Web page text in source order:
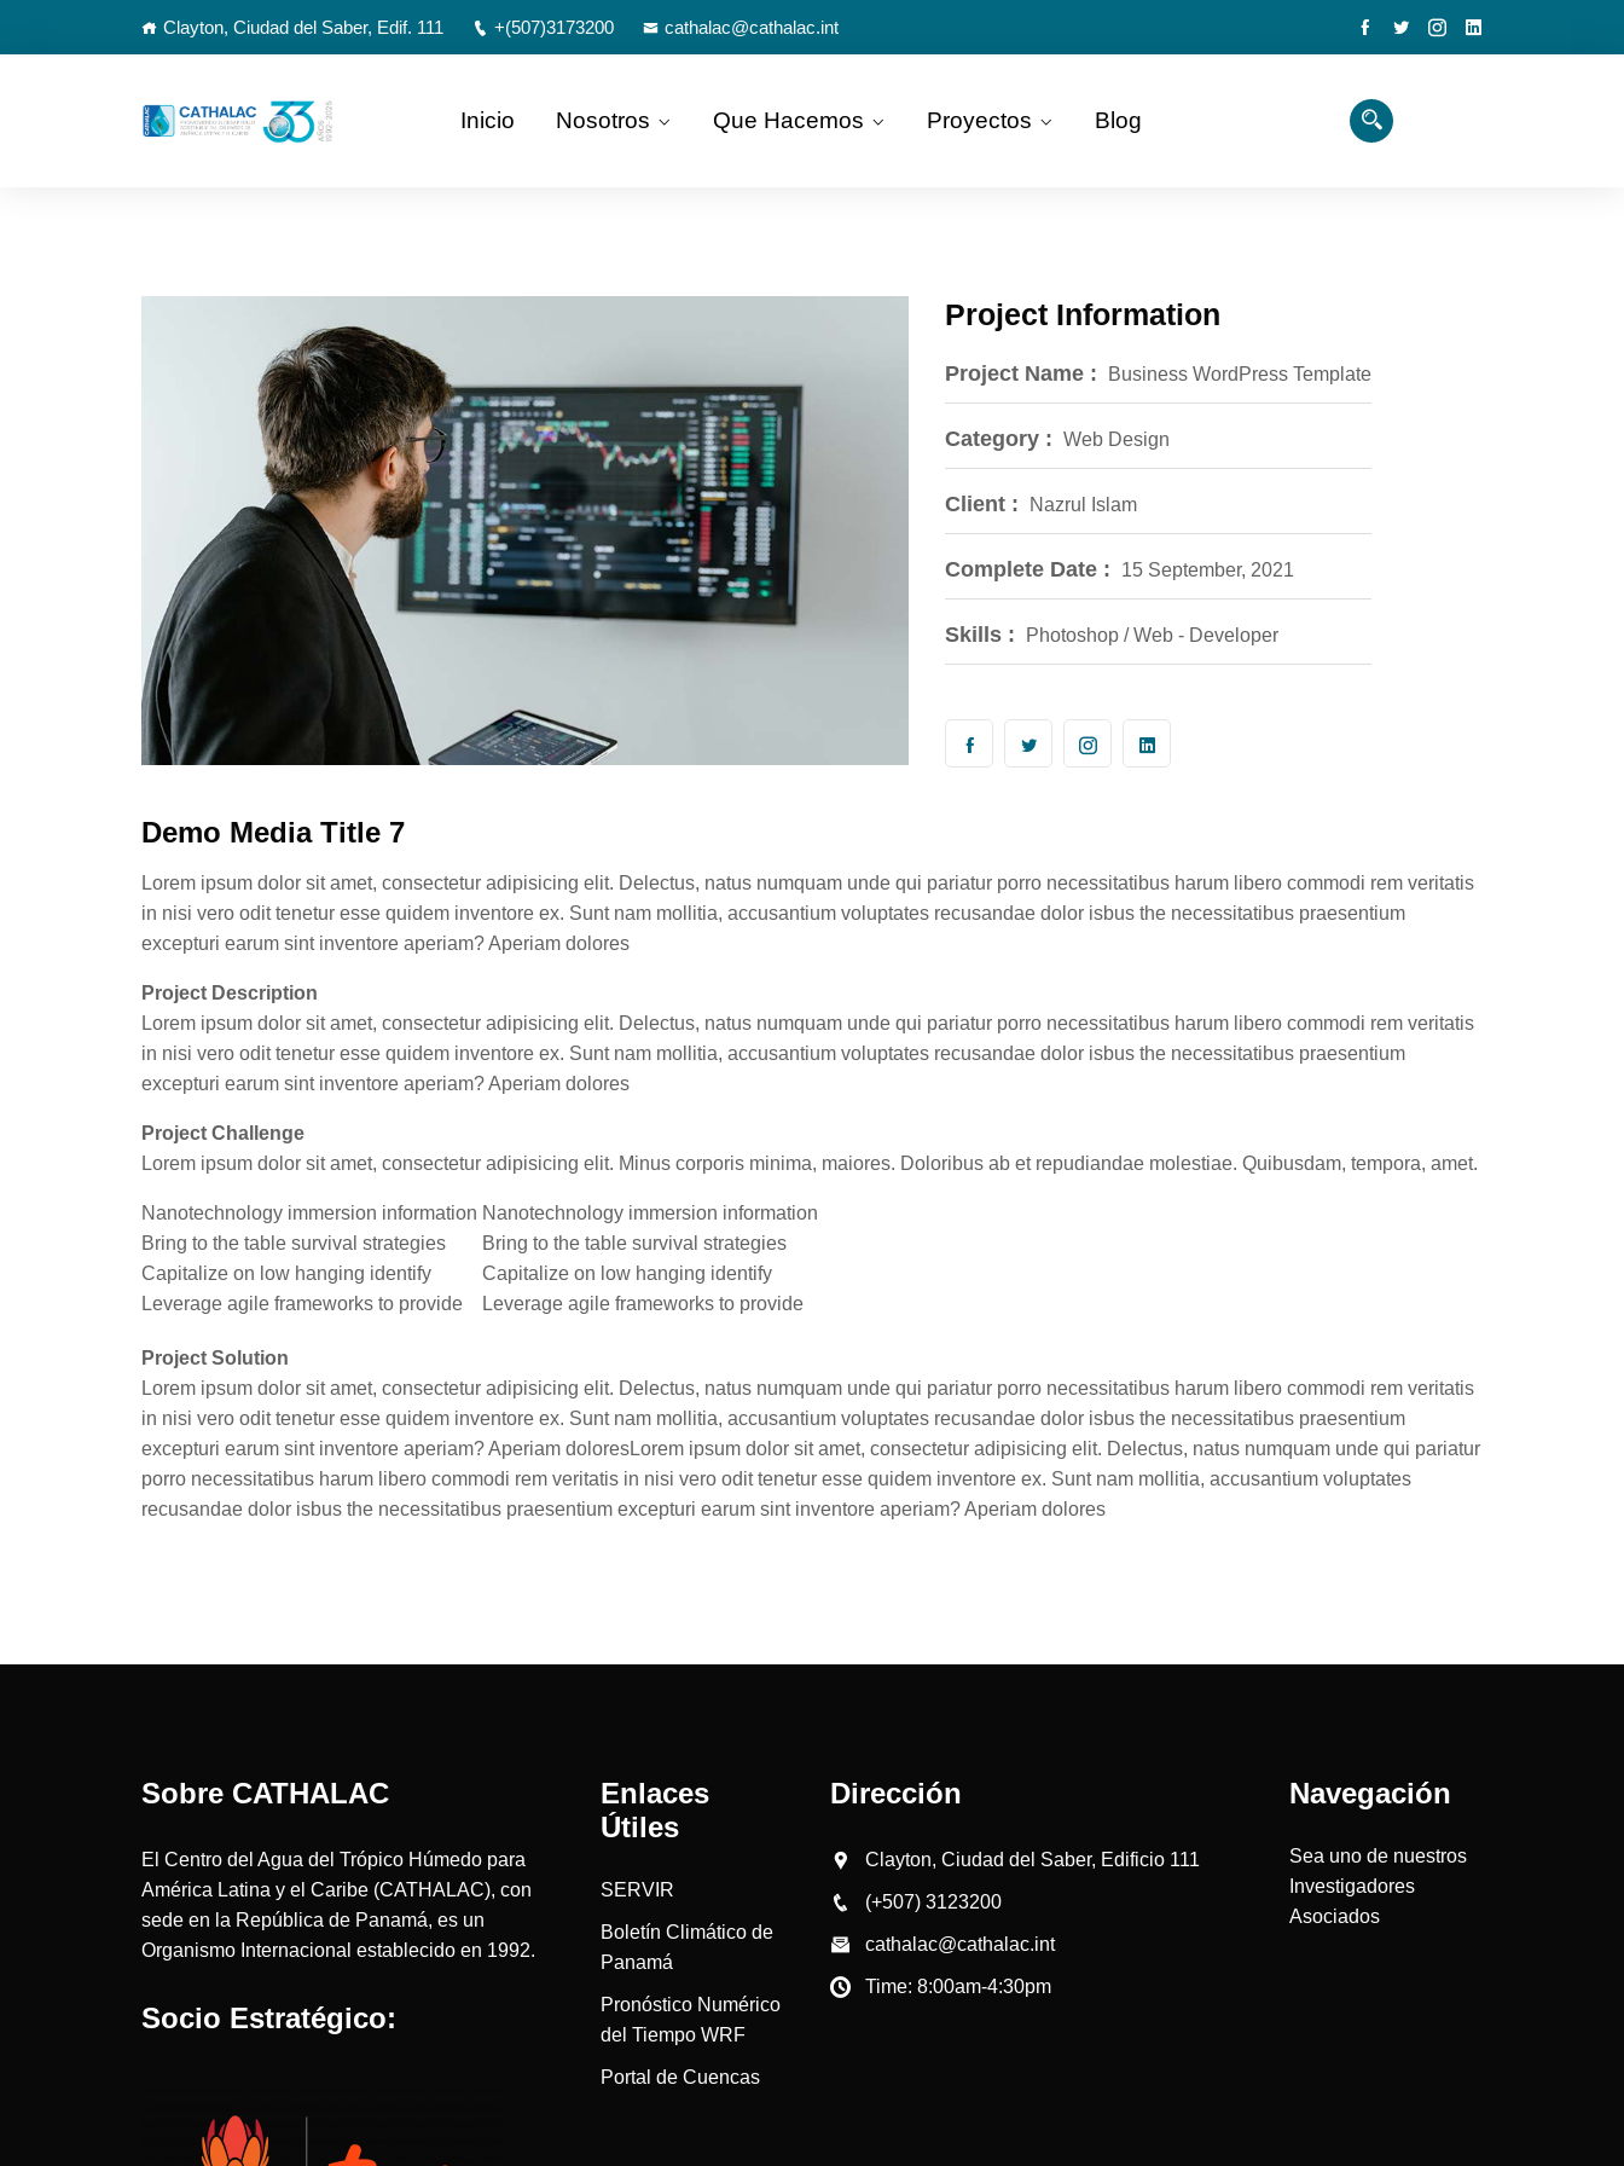
Clayton, Ciudad del Saber, Edif. 111 +(507)3173200 cathalac@cathalac.int
Inicio Nosotros Que Hacemos Proyectos Blog
Project Information
Project Name : Business WordPress Template
Category : Web Design
Client : Nazrul Islam
Complete Date : 15 September, 2021
Skills : Photoshop / Web - Developer
Demo Media Title 7
Lorem ipsum dolor sit amet, consectetur adipisicing elit. Delectus, natus numquam unde qui pariatur porro necessitatibus harum libero commodi rem veritatis
in nisi vero odit tenetur esse quidem inventore ex. Sunt nam mollitia, accusantium voluptates recusandae dolor isbus the necessitatibus praesentium
excepturi earum sint inventore aperiam? Aperiam dolores
Project Description
Lorem ipsum dolor sit amet, consectetur adipisicing elit. Delectus, natus numquam unde qui pariatur porro necessitatibus harum libero commodi rem veritatis
in nisi vero odit tenetur esse quidem inventore ex. Sunt nam mollitia, accusantium voluptates recusandae dolor isbus the necessitatibus praesentium
excepturi earum sint inventore aperiam? Aperiam dolores
Project Challenge
Lorem ipsum dolor sit amet, consectetur adipisicing elit. Minus corporis minima, maiores. Doloribus ab et repudiandae molestiae. Quibusdam, tempora, amet.
Nanotechnology immersion information
Bring to the table survival strategies
Capitalize on low hanging identify
Leverage agile frameworks to provide
Nanotechnology immersion information
Bring to the table survival strategies
Capitalize on low hanging identify
Leverage agile frameworks to provide
Project Solution
Lorem ipsum dolor sit amet, consectetur adipisicing elit. Delectus, natus numquam unde qui pariatur porro necessitatibus harum libero commodi rem veritatis
in nisi vero odit tenetur esse quidem inventore ex. Sunt nam mollitia, accusantium voluptates recusandae dolor isbus the necessitatibus praesentium
excepturi earum sint inventore aperiam? Aperiam doloresLorem ipsum dolor sit amet, consectetur adipisicing elit. Delectus, natus numquam unde qui pariatur
porro necessitatibus harum libero commodi rem veritatis in nisi vero odit tenetur esse quidem inventore ex. Sunt nam mollitia, accusantium voluptates
recusandae dolor isbus the necessitatibus praesentium excepturi earum sint inventore aperiam? Aperiam dolores
Sobre CATHALAC
El Centro del Agua del Trópico Húmedo para
América Latina y el Caribe (CATHALAC), con
sede en la República de Panamá, es un
Organismo Internacional establecido en 1992.
Socio Estratégico:
Enlaces
Útiles
SERVIR
Boletín Climático de
Panamá
Pronóstico Numérico
del Tiempo WRF
Portal de Cuencas
Dirección
Clayton, Ciudad del Saber, Edificio 111
(+507) 3123200
cathalac@cathalac.int
Time: 8:00am-4:30pm
Navegación
Sea uno de nuestros
Investigadores
Asociados